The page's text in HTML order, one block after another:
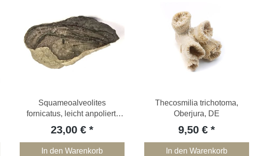
Squameoalveolites
fornicatus, leicht anpoliert,
Devon; DE
23,00 €
In den Warenkorb
Thecosmilia trichotoma,
Oberjura, DE
9,50 €
In den Warenkorb